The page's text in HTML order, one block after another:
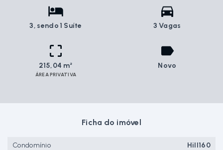
3, sendo 1 Suíte 3 Vagas
215,04 m²
ÁREA PRIVATIVA
Novo
Ficha do imóvel
Condomínio
Hill160